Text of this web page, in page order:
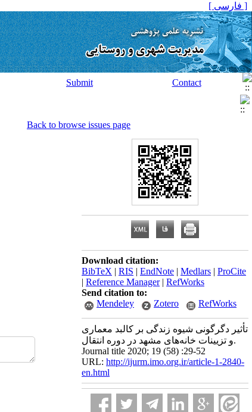
[ فارسی ]
Submit Contact
Back to browse issues page
Download citation:
BibTeX | RIS | EndNote | Medlars | ProCite
| Reference Manager| RefWorks
Send citation to:
Mendeley
Zotero RefWorks
تأثیر دگرگونی شیوه زندگی بر کالبد معماری
و تزیینات خانه‌های مشهد در دوره انتقال.
Journal title 2020; 19 (58) :29-52
URL: http://ijurm.imo.org.ir/article-1-2840-
en.html